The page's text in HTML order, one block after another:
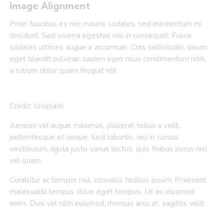
Image Alignment
Proin faucibus ex nec mauris sodales, sed elementum mi
tincidunt. Sed viverra egestas nisi in consequat. Fusce
sodales ultrices augue a accumsan. Cras sollicitudin, ipsum
eget blandit pulvinar, sapien eget risus condimentum nibh,
a rutrum dolor quam feugiat elit.
Credit: Unsplash
Aenean vel augue maximus, placerat tellus a velit,
pellentesque et neque. Sed lobortis, nisi in cursus
vestibulum, ligula justo varius lectus, quis finibus purus nisl
vel quam.
Curabitur ac tempor nisl, convallis facilisis ipsum. Praesent
malesuada tempus dolor eget tempus. Ut eu euismod
enim. Duis vel nibh euismod, rhoncus arcu at, sagittis velit.